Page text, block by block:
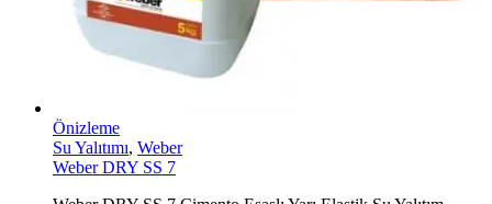
Önizleme
Su Yalıtımı, Weber
Weber DRY SS 7